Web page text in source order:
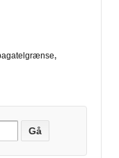
,